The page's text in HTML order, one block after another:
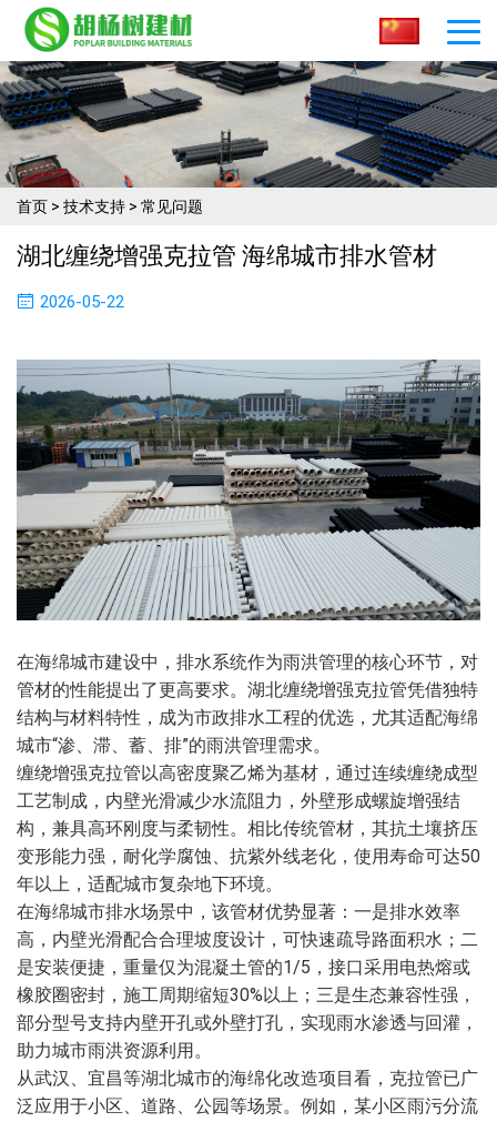
首页 > 技术支持 > 常见问题
湖北缠绕增强克拉管 海绵城市排水管材
2026-05-22
在海绵城市建设中，排水系统作为雨洪管理的核心环节，对
管材的性能提出了更高要求。湖北缠绕增强克拉管凭借独特
结构与材料特性，成为市政排水工程的优选，尤其适配海绵
城市“渗、滞、蓄、排”的雨洪管理需求。
缠绕增强克拉管以高密度聚乙烯为基材，通过连续缠绕成型
工艺制成，内壁光滑减少水流阻力，外壁形成螺旋增强结
构，兼具高环刚度与柔韧性。相比传统管材，其抗土壤挤压
变形能力强，耐化学腐蚀、抗紫外线老化，使用寿命可达50
年以上，适配城市复杂地下环境。
在海绵城市排水场景中，该管材优势显著：一是排水效率
高，内壁光滑配合合理坡度设计，可快速疏导路面积水；二
是安装便捷，重量仅为混凝土管的1/5，接口采用电热熔或
橡胶圈密封，施工周期缩短30%以上；三是生态兼容性强，
部分型号支持内壁开孔或外壁打孔，实现雨水渗透与回灌，
助力城市雨洪资源利用。
从武汉、宜昌等湖北城市的海绵化改造项目看，克拉管已广
泛应用于小区、道路、公园等场景。例如，某小区雨污分流